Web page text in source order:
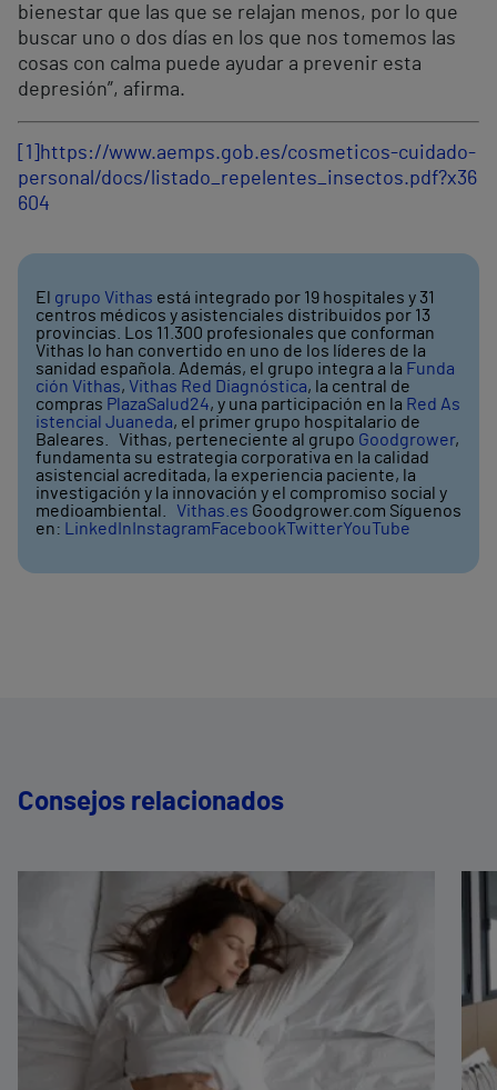
bienestar que las que se relajan menos, por lo que
buscar uno o dos días en los que nos tomemos las
cosas con calma puede ayudar a prevenir esta
depresión”, afirma.
[1]
https://www.aemps.gob.es/cosmeticos-cuidado-
personal/docs/listado_repelentes_insectos.pdf?x36
604
El grupo Vithas está integrado por 19 hospitales y 31
centros médicos y asistenciales distribuidos por 13
provincias. Los 11.300 profesionales que conforman
Vithas lo han convertido en uno de los líderes de la
sanidad española. Además, el grupo integra a la Funda
ción Vithas, Vithas Red Diagnóstica, la central de
compras PlazaSalud24, y una participación en la Red As
istencial Juaneda, el primer grupo hospitalario de
Baleares. Vithas, perteneciente al grupo Goodgrower,
fundamenta su estrategia corporativa en la calidad
asistencial acreditada, la experiencia paciente, la
investigación y la innovación y el compromiso social y
medioambiental. Vithas.es Goodgrower.com Síguenos
en:
LinkedIn InstagramFacebookTwitterYouTube
Consejos relacionados